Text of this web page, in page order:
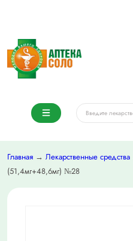
Главная → Лекарственные средства
(51,4мг+48,6мг) №28